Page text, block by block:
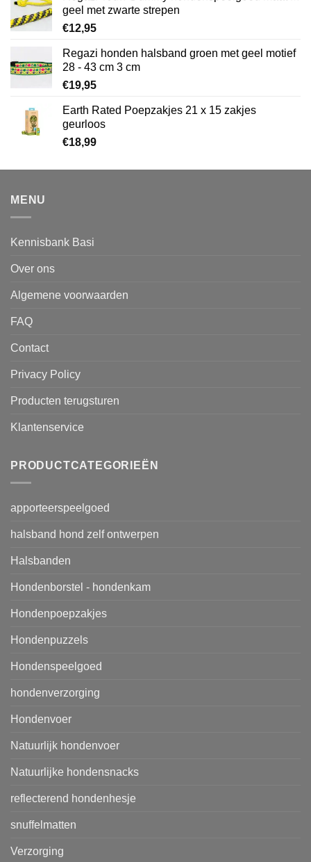
geel met zwarte strepen
€12,95
Regazi honden halsband groen met geel motief
28 - 43 cm 3 cm
€19,95
Earth Rated Poepzakjes 21 x 15 zakjes
geurloos
€18,99
MENU
Kennisbank Basi
Over ons
Algemene voorwaarden
FAQ
Contact
Privacy Policy
Producten terugsturen
Klantenservice
PRODUCTCATEGORIEËN
apporteerspeelgoed
halsband hond zelf ontwerpen
Halsbanden
Hondenborstel - hondenkam
Hondenpoepzakjes
Hondenpuzzels
Hondenspeelgoed
hondenverzorging
Hondenvoer
Natuurlijk hondenvoer
Natuurlijke hondensnacks
reflecterend hondenhesje
snuffelmatten
Verzorging